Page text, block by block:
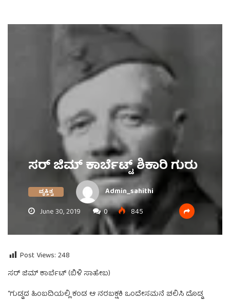
ಸರ್ ಜಿಮ್ ಕಾರ್ಬೆಟ್ಟ್ ಶಿಕಾರಿ ಗುರು
ವ್ಯಕ್ತಿತ್ವ
Admin_sahithi
June 30, 2019
0 845
Post Views: 248
ಸರ್ ಜಿಮ್ ಕಾರ್ಬೆಟ್ (ಬಿಳಿ ಸಾಹೇಬ)
“ಗುಡ್ಡದ ಹಿಂಬದಿಯಲ್ಲಿ ಕಂಡ ಆ ನರಬಕ್ಷಕಿ ಒಂದೇಸಮನೆ ಚಲಿಸಿ ದೊಡ್ಡ